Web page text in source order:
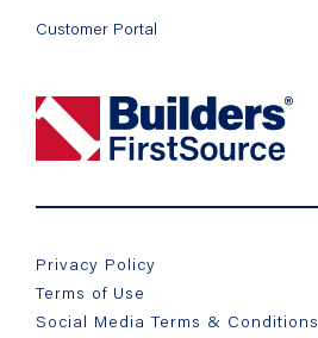
Customer Portal
Privacy Policy
Terms of Use
Social Media Terms & Conditions